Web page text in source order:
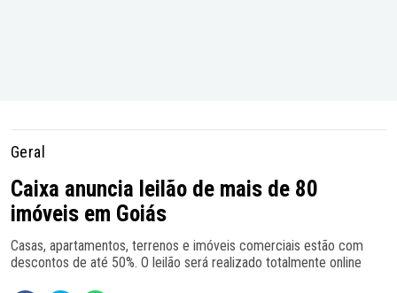
Geral
Caixa anuncia leilão de mais de 80
imóveis em Goiás
Casas, apartamentos, terrenos e imóveis comerciais estão com
descontos de até 50%. O leilão será realizado totalmente online